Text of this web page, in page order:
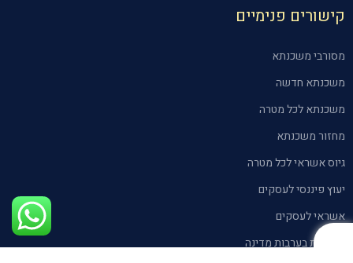
קישורים פנימיים
מסורבי משכנתא
משכנתא חדשה
משכנתא לכל מטרה
מחזור משכנתא
גיוס אשראי לכל מטרה
יעוץ פיננסי לעסקים
אשראי לעסקים
הלוואות בערבות מדינה